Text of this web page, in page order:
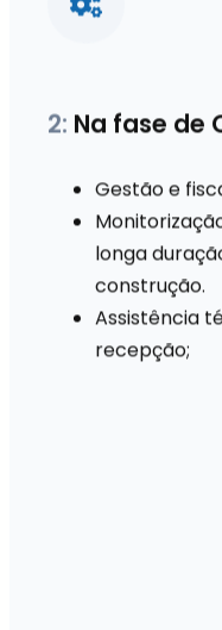
2: Na fase de
Gestão e
longa
construção.
Assistência
recepção;